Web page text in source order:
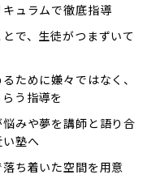
ュラムで徹底指導
で、生徒がつまずいて
ために嫌々ではなく、
う指導を
みや夢を講師と語り合
塾へ
ち着いた空間を用意